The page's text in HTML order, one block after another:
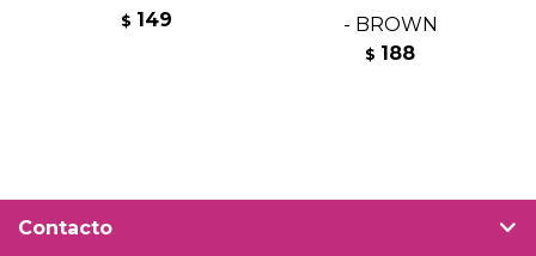
$ 149
- BROWN
$ 188
Contacto